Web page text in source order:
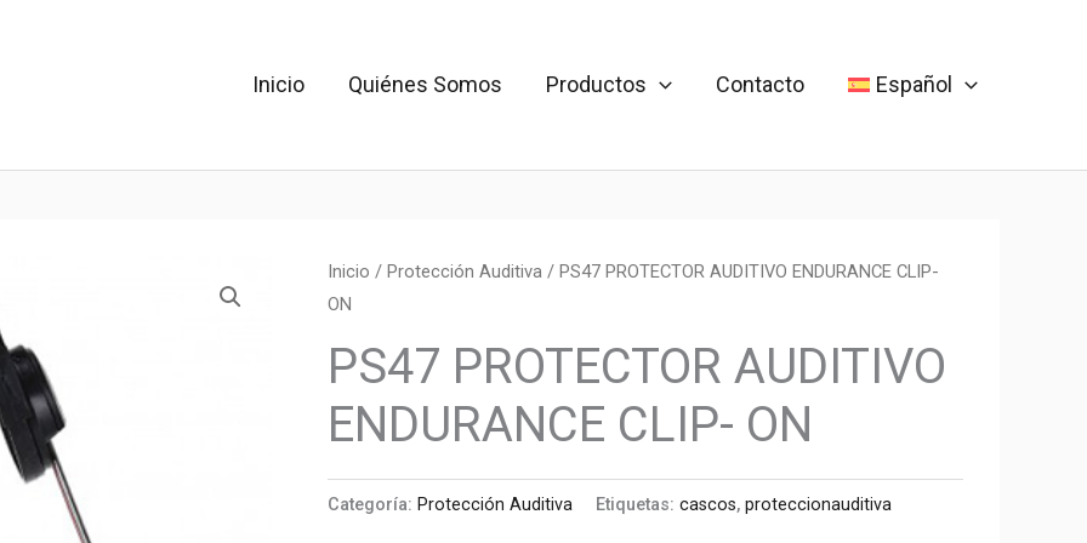
Inicio Quiénes Somos Productos Contacto Español
Inicio / Protección Auditiva/ PS47 PROTECTOR AUDITIVO ENDURANCE CLIP-
ON
PS47 PROTECTOR AUDITIVO
ENDURANCE CLIP- ON
Categoría: Protección Auditiva Etiquetas: cascos, proteccionauditiva